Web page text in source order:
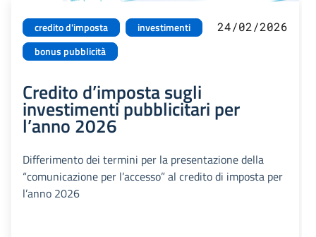
credito d'imposta
investimenti
bonus pubblicità
24/02/2026
Credito d’imposta sugli
investimenti pubblicitari per
l’anno 2026
Differimento dei termini per la presentazione della
“comunicazione per l’accesso” al credito di imposta per
l’anno 2026